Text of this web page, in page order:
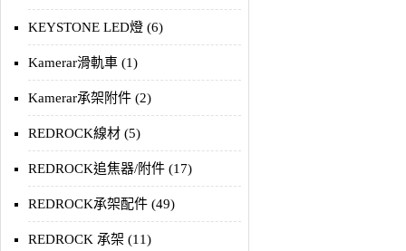
KEYSTONE LED燈 (6)
Kamerar滑軌車 (1)
Kamerar承架附件 (2)
REDROCK線材 (5)
REDROCK追焦器/附件 (17)
REDROCK承架配件 (49)
REDROCK 承架 (11)